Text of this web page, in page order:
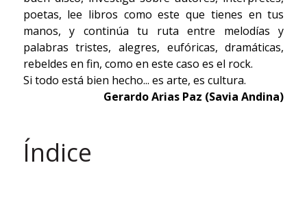
poetas, lee libros como este que tienes en tus
manos, y continúa tu ruta entre melodías y
palabras tristes, alegres, eufóricas, dramáticas,
rebeldes en fin, como en este caso es el rock.
Si todo está bien hecho... es arte, es cultura.
Gerardo Arias Paz (Savia Andina)
Índice